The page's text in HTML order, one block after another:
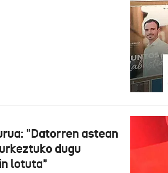
"Datorren astean
dugu
lotuta"